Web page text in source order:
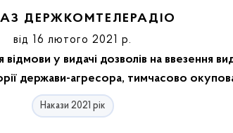
ДЕРЖКОМТЕЛЕРАДІО
від 16 лютого 2021 р.
у видачі дозволів на ввезення
держави-агресора, тимчасово
Накази 2021 рік